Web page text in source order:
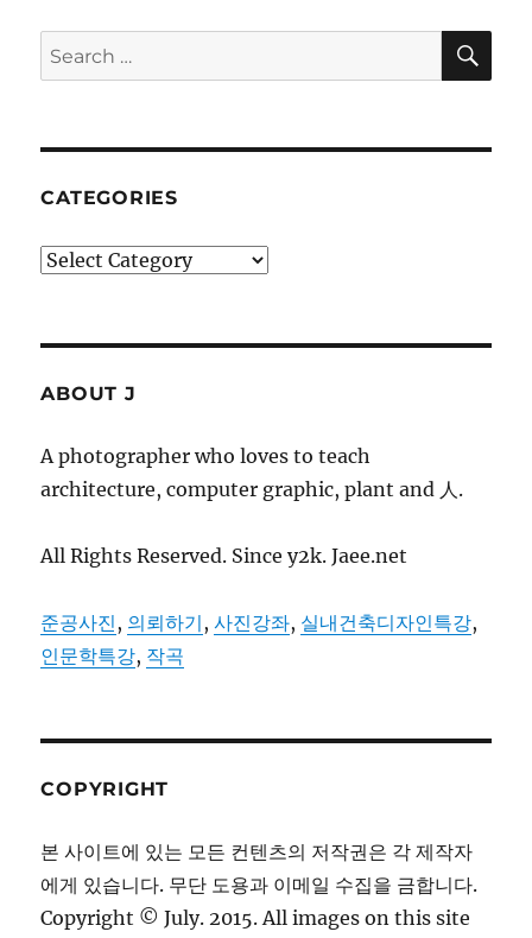
Search
for:
CATEGORIES
Categories
ABOUT J
A photographer who loves to teach
architecture, computer graphic, plant and 人.
All Rights Reserved. Since y2k. Jaee.net
준공사진, 의뢰하기,사진강좌, 실내건축디자인특강,
인문학특강, 작곡
COPYRIGHT
본 사이트에 있는 모든 컨텐츠의 저작권은 각 제작자
에게 있습니다. 무단 도용과 이메일 수집을 금합니다.
Copyright © July. 2015. All images on this site